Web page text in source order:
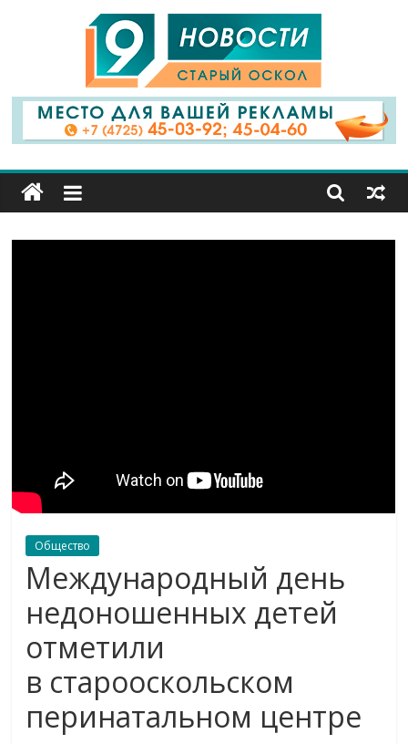
9
Канал
Старый
Общество
Международный день
недоношенных детей
отметили
в старооскольском
перинатальном центре